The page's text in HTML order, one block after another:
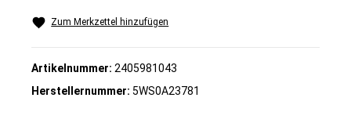
Zum Merkzettel hinzufügen
Artikelnummer: 2405981043
Herstellernummer: 5WS0A23781